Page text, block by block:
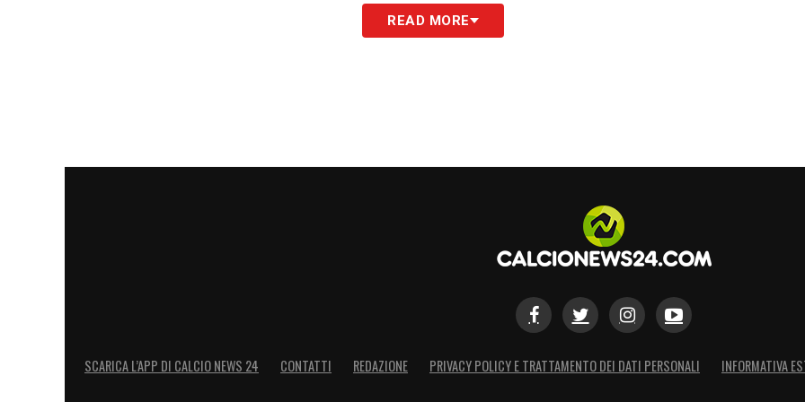
READ MORE
SCARICA L’APP DI CALCIO NEWS 24 CONTATTI REDAZIONE PRIVACY POLICY E TRATTAMENTO DEI DATI PERSONALI INFORMATIVA